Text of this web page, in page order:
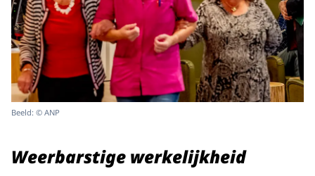
Beeld: © ANP
Weerbarstige werkelijkheid